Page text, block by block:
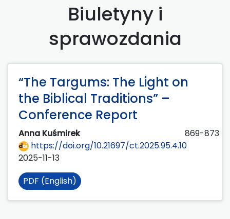
Biuletyny i
sprawozdania
“The Targums: The Light on
the Biblical Traditions” –
Conference Report
Anna Kuśmirek
869-873
https://doi.org/10.21697/ct.2025.95.4.10
2025-11-13
PDF (English)